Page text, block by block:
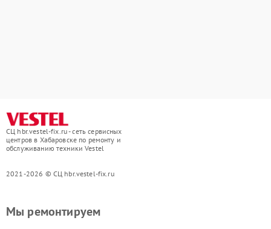
СЦ hbr.vestel-fix.ru - сеть сервисных
центров в Хабаровске по ремонту и
обслуживанию техники Vestel
2021-2026 © СЦ hbr.vestel-fix.ru
Мы ремонтируем